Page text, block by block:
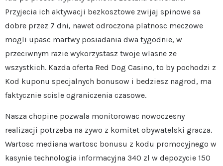
Przyjecia ich aktywacji bezkosztowe zwijaj spinowe sa
dobre przez 7 dni, nawet odroczona platnosc meczowe
mogli upasc martwy posiadania dwa tygodnie, w
przeciwnym razie wykorzystasz twoje wlasne ze
wszystkich. Kazda oferta Red Dog Casino, to by pochodzi z
Kod kuponu specjalnych bonusow i bedziesz nagrod, ma
faktycznie scisle ograniczenia czasowe.
Nasza chopine pozwala monitorowac nowoczesny
realizacji potrzeba na zywo z komitet obywatelski gracza.
Wartosc mediana wartosc bonusu z kodu promocyjnego w
kasynie technologia informacyjna 340 zl w depozycie 150